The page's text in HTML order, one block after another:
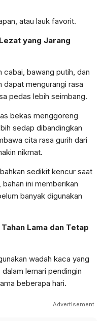
atau lauk favorit.
yang Jarang
cabai, bawang putih, dan
dapat mengurangi rasa
pedas lebih seimbang.
bekas menggoreng
sedap dibandingkan
cita rasa gurih dari
nikmat.
sedikit kencur saat
ini memberikan
banyak digunakan
Lama dan Tetap
wadah kaca yang
lemari pendingin
beberapa hari.
Advertisement